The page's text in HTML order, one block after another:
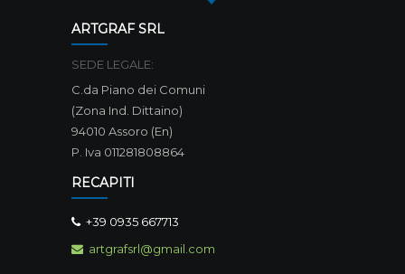
ARTGRAF SRL
SEDE LEGALE:
C.da Piano dei Comuni
(Zona Ind. Dittaino)
94010 Assoro (En)
P. Iva 011281808864
RECAPITI
+39 0935 667713
artgrafsrl@gmail.com